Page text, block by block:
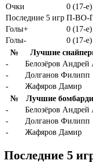
Очки
0 (17-e)
Последние 5 игр П-ВО-
Голы+
0 (17-e)
Голы-
0 (17-e)
№
Лучшие
-
Белозёров Андрей
-
Долганов Филипп
-
Жафяров Дамир
№
Лучшие
-
Белозёров Андрей
-
Долганов Филипп
-
Жафяров Дамир
Последние 5